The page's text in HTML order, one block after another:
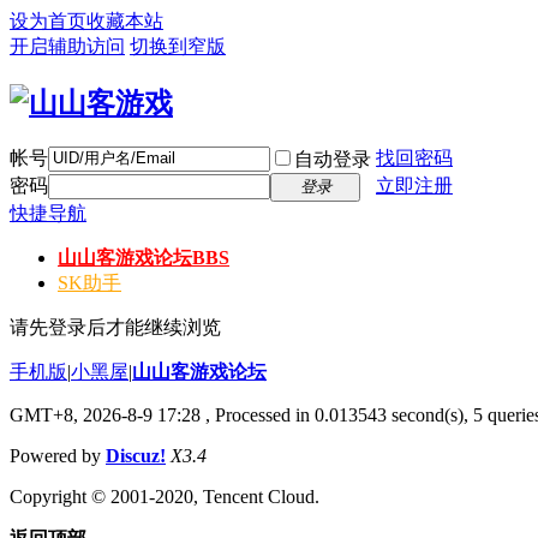
设为首页收藏本站
开启辅助访问 切换到窄版
帐号 自动登录 找回密码
密码
登录
立即注册
快捷导航
山山客游戏论坛BBS
SK助手
请先登录后才能继续浏览
手机版|小黑屋|山山客游戏论坛
GMT+8, 2026-8-9 17:28 , Processed in 0.013543 second(s), 5
Powered by Discuz! X3.4
Copyright © 2001-2020, Tencent Cloud.